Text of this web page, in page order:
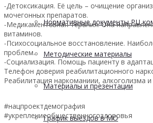
Нормативные документы РЦ
Методические материалы
Материалы и презентации
График выездов в МО
-Детоксикация. Её цель – очищение
мочегонных препаратов.
-Медикаментозная терапия. Она
витаминов.
-Психосоциальное восстановление.
проблем.
-Социализация. Помощь пациенту в
Телефон доверия реабилитационного
Реабилитация наркоманиии, алкоголизма
#нацпроектдемография
#укреплениеобщественногоздоровья